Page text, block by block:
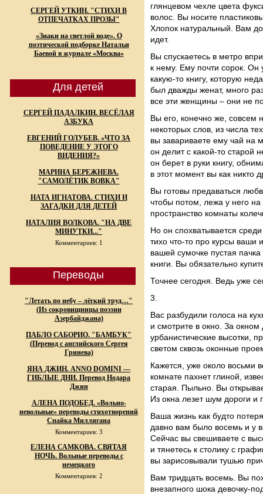
СЕРГЕЙ УТКИН. "СТИХИ В
ОТПЕЧАТКАХ ПРОЗЫ"
«Знаки на светлой воде». О
поэтической подборке Натальи
Баевой в журнале «Москва»
Для детей
СЕРГЕЙ ПАДАЛКИН. ВЕСЁЛАЯ
АЗБУКА
ЕВГЕНИЙ ГОЛУБЕВ. «ЧТО ЗА
ПОВЕДЕНИЕ У ЭТОГО
ВИДЕНИЯ?»
МАРИНА БЕРЕЖНЕВА.
"САМОЛЁТИК ВОВКА"
НАТА ИГНАТОВА. СТИХИ И
ЗАГАДКИ ДЛЯ ДЕТЕЙ
НАТАЛИЯ ВОЛКОВА. "НА ДВЕ
МИНУТКИ..."
Комментариев: 1
Переводы
"Летать по небу – лёгкий труд…"
(Из сокровищницы поэзии
Азербайджана)
ПАБЛО САБОРИО. "БАМБУК"
(Перевод с английского Сергея
Гринева)
ЯНА ДЖИН. ANNO DOMINI —
ГИБЛЫЕ ДНИ. Перевод Нодара
Джин
АЛЕНА ПОДОБЕД. «Вольно-
невольные» переводы стихотворений
Спайка Миллигана
Комментариев: 3
ЕЛЕНА САМКОВА. СВЯТАЯ
НОЧЬ. Вольные переводы с
немецкого
Комментариев: 2
глянцевом чехле цвета
волос. Вы носите
Хлопок натуральный. Вам
идет.
Вы спускаетесь в метро
к нему. Ему почти сорок. Он
какую-то книгу, которую
был дважды женат, много
все эти женщины – они не
Вы его, конечно же, совсем
некоторых слов, из числа
вы завариваете ему чай на
он делит с какой-то старой
он берет в руки книгу,
в этот момент вы как никто
Вы готовы предаваться
чтобы потом, лежа у него на
пространство комнаты
Но он спохватывается
тихо что-то про курсы ваши
вашей сумочке пустая
книги. Вы обязательно
Точнее сегодня. Ведь уже
3.
Вас разбудили голоса на
и смотрите в окно. За
урбанистические высотки,
светом сквозь оконные
Кажется, уже около восьми
комнате пахнет глиной,
старая. Пыльно. Вы
Из окна лезет шум дороги и
Ваша жизнь как будто
давно вам было восемь и
Сейчас вы свешиваете с
и тянетесь к столику с
вы зарисовывали тушью
Вам тридцать восемь. Вы
внезапного шока девочку-